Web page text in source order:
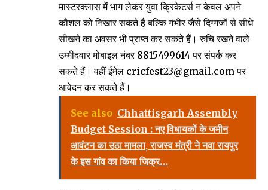
मास्टरक्लास में भाग लेकर युवा क्रिकेटर्स न केवल अपने
कौशल को निखार सकते हैं बल्कि गंभीर जैसे दिग्गजों से सीधे
सीखने का अवसर भी प्राप्त कर सकते हैं। रुचि रखने वाले
उम्मीदवार मोबाइल नंबर 8815499614 पर संपर्क कर
सकते हैं। वहीं ईमेल cricfest23@gmail.com पर
आवेदन कर सकते हैं।
See also Chhattisgarh Assembly
Budget Session : नए विधायकों के जमीन
आवंटन का उठा मामला, राजस्व मंत्री ने नवा रायपुर
के इस गांव का किया जिक्र…